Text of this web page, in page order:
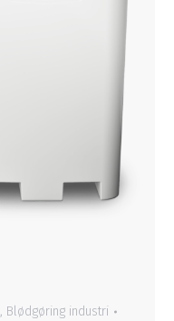
, Blødgøring industri